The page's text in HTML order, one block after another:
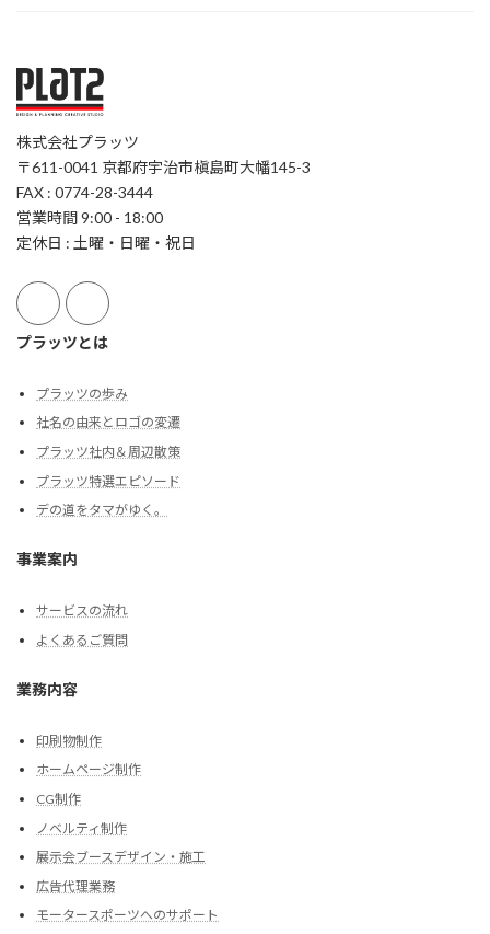
株式会社プラッツ
〒611-0041 京都府宇治市槇島町大幡145-3
FAX : 0774-28-3444
営業時間 9:00 - 18:00
定休日 : 土曜・日曜・祝日
プラッツとは
プラッツの歩み
社名の由来とロゴの変遷
プラッツ社内＆周辺散策
プラッツ特選エピソード
デの道をタマがゆく。
事業案内
サービスの流れ
よくあるご質問
業務内容
印刷物制作
ホームページ制作
CG制作
ノベルティ制作
展示会ブースデザイン・施工
広告代理業務
モータースポーツへのサポート